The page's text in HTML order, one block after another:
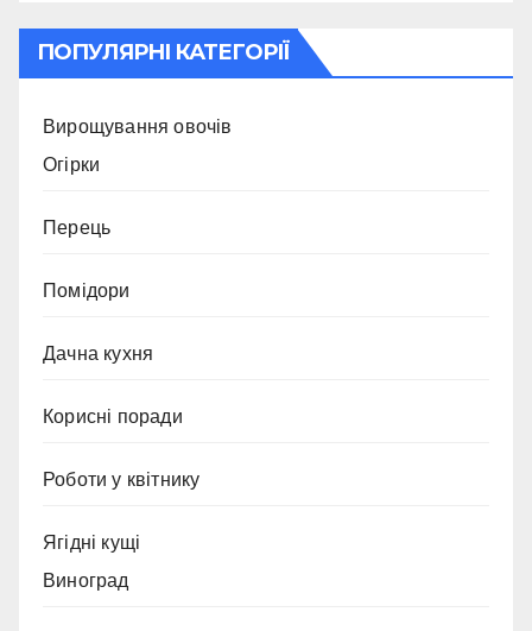
ПОПУЛЯРНІ КАТЕГОРІЇ
Вирощування овочів
Огірки
Перець
Помідори
Дачна кухня
Корисні поради
Роботи у квітнику
Ягідні кущі
Виноград